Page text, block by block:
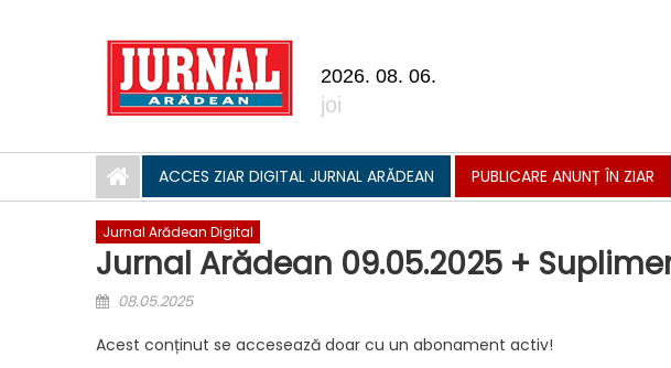
2026. 08. 06.
joi
ACCES ZIAR DIGITAL JURNAL ARĂDEAN PUBLICARE ANUNȚ ÎN ZIAR
Jurnal Arădean Digital
Jurnal Arădean 09.05.2025 +
Posted on
08.05.2025
Acest conținut se accesează doar cu un abonament activ!